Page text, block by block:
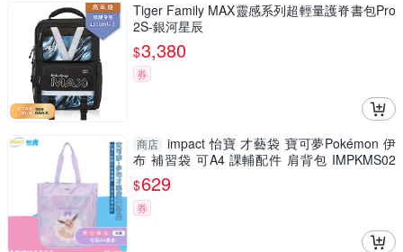
Tiger Family MAX靈感系列超輕量護脊書包Pro
2S-銀河星辰
$3,380
券
商店 impact 怡寶 才藝袋 寶可夢Pokémon 伊
布 補習袋 可A4 課輔配件 肩背包 IMPKMS02
得意時袋
$629
券